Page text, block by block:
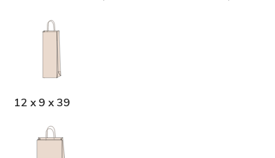
12 x 9 x 39